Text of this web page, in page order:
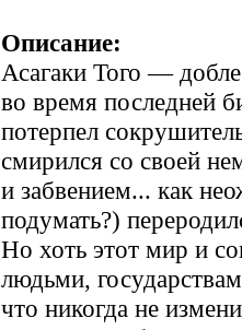
Описание:
Асагаки Того —
во время последней
потерпел
смирился со своей
и забвением... как
подумать?)
Но хоть этот мир и
людьми,
что никогда не